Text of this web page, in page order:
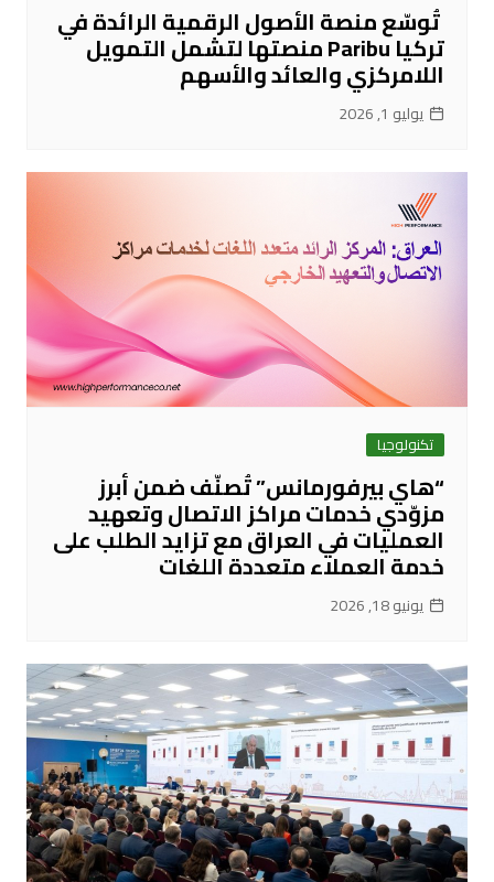
تُوسّع منصة الأصول الرقمية الرائدة في
تركيا Paribu منصتها لتشمل التمويل
اللامركزي والعائد والأسهم
يوليو 1, 2026
تكنولوجيا
“هاي بيرفورمانس” تُصنّف ضمن أبرز
مزوّدي خدمات مراكز الاتصال وتعهيد
العمليات في العراق مع تزايد الطلب على
خدمة العملاء متعددة اللغات
يونيو 18, 2026